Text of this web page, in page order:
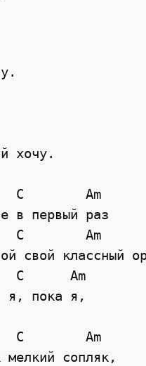
хочу.
C        Am
в первый раз
C        Am
свой классный
C      Am
я, пока я,
C        Am
сопляк,